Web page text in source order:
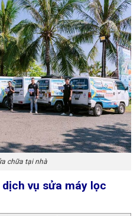
chữa tại nhà
vụ sửa máy lọc